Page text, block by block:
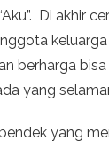
Di akhir
keluarga
berharga
yang
yang